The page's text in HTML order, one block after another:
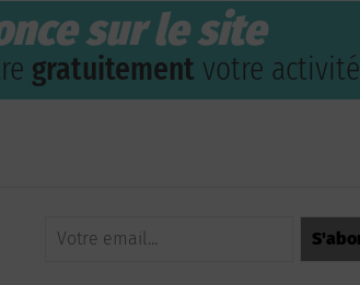
sur le site
gratuitement votre activité